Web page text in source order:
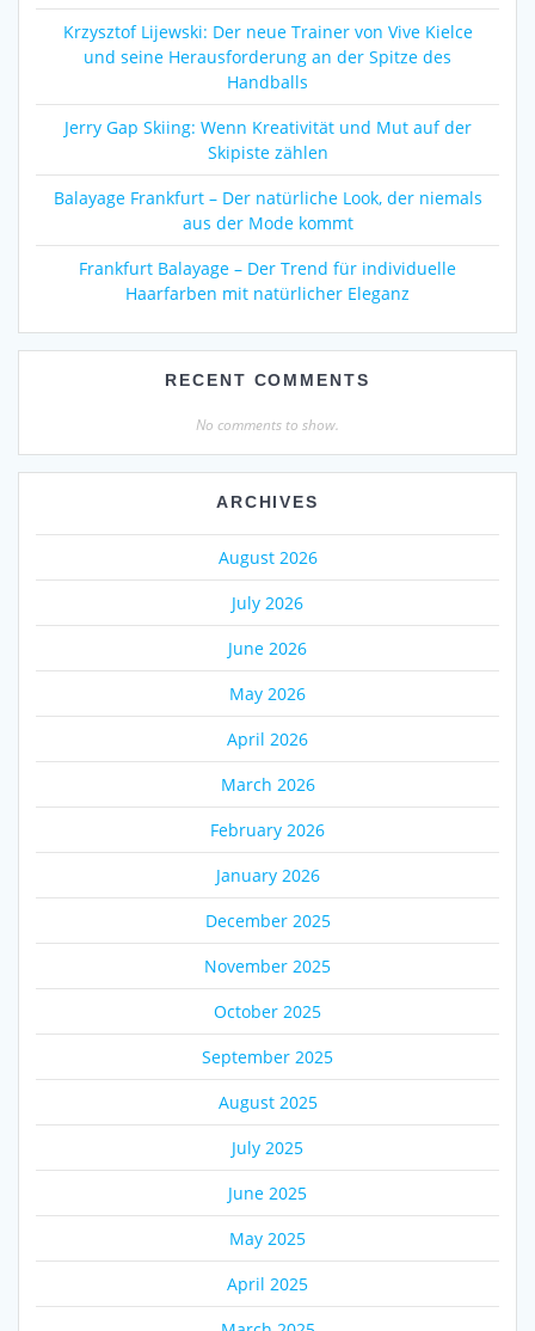
Krzysztof Lijewski: Der neue Trainer von Vive Kielce
und seine Herausforderung an der Spitze des
Handballs
Jerry Gap Skiing: Wenn Kreativität und Mut auf der
Skipiste zählen
Balayage Frankfurt – Der natürliche Look, der niemals
aus der Mode kommt
Frankfurt Balayage – Der Trend für individuelle
Haarfarben mit natürlicher Eleganz
RECENT COMMENTS
No comments to show.
ARCHIVES
August 2026
July 2026
June 2026
May 2026
April 2026
March 2026
February 2026
January 2026
December 2025
November 2025
October 2025
September 2025
August 2025
July 2025
June 2025
May 2025
April 2025